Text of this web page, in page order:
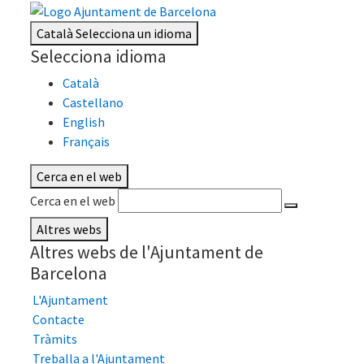
CatalàSelecciona un idioma
Selecciona idioma
Català
Castellano
English
Français
Cerca en el web
Cerca en el web
Altres webs
Altres webs de l'Ajuntament de
Barcelona
L'Ajuntament
Contacte
Tràmits
Treballa a l'Ajuntament